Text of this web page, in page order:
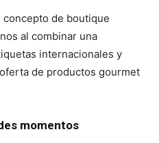
concepto de boutique
al combinar una
internacionales y
de productos gourmet
momentos